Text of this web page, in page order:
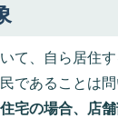
て、自ら居住
であることは問
宅の場合、店